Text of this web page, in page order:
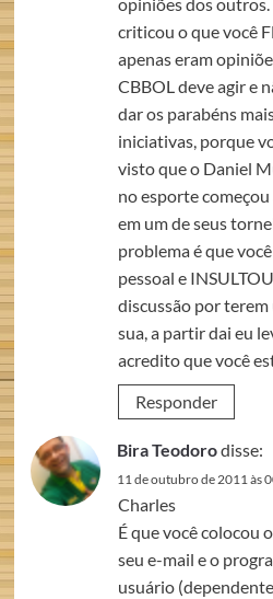
criticou o que você
apenas eram
CBBOL deve agir e
dar os parabéns
iniciativas, porque
visto que o Daniel
no esporte
em um de seus
problema é que
pessoal e
discussão por
sua, a partir dai eu
acredito que você
Responder
Bira Teodorodisse:
11 de outubro de 2011 às
Charles
É que você colocou
seu e-mail e o
usuário